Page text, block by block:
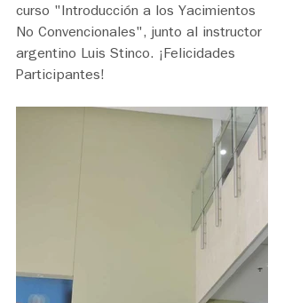
curso "Introducción a los Yacimientos
No Convencionales", junto al instructor
argentino Luis Stinco. ¡Felicidades
Participantes!